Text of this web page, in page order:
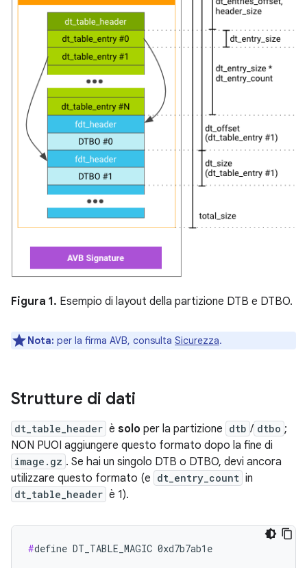
Figura 1. Esempio di layout della partizione DTB e DTBO.
Nota: per la firma AVB, consulta Sicurezza.
Strutture di dati
dt_table_header è solo per la partizione dtb / dtbo ;
NON PUOI aggiungere questo formato dopo la fine di
image.gz . Se hai un singolo DTB o DTBO, devi ancora
utilizzare questo formato (e dt_entry_count in
dt_table_header è 1).
#define DT_TABLE_MAGIC 0xd7b7ab1e